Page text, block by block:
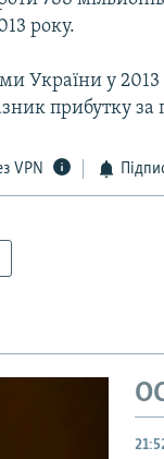
року.
України у
прибутку за
VPN